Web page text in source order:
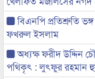
বিএনপি প্রতিশ্রুতি
ফখরুল ইসলাম
অধ্যক্ষ ফরীদ উদ্দিন
পথিকৃৎ : লুৎফুর রহমান